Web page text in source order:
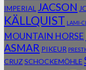
IMPERIAL JACSON
KÄLLQUIST LAMI-
MOUNTAIN HORSE
ASMAR PIKEUR
CRUZSCHOCKEMÖHLE